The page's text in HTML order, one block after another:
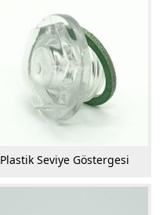
Plastik Seviye Göstergesi